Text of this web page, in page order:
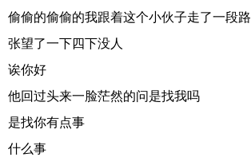
偷偷的偷偷的我跟着这个小伙子走了一段路
张望了一下四下没人
诶你好
他回过头来一脸茫然的问是找我吗
是找你有点事
什么事